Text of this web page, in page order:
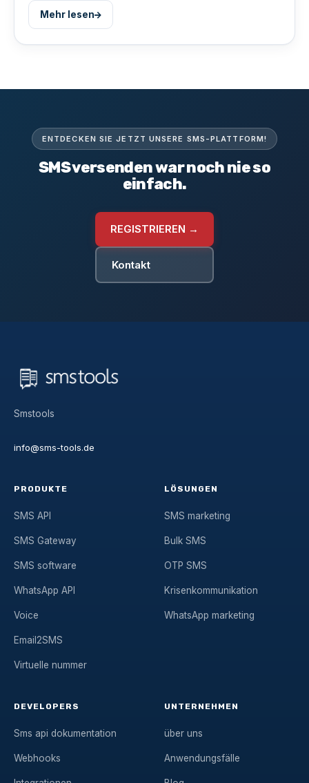
Mehr lesen
ENTDECKEN SIE JETZT UNSERE SMS-PLATTFORM!
SMS versenden war noch nie so
einfach.
REGISTRIEREN →
Kontakt
Smstools
info@sms-tools.de
PRODUKTE
SMS API
SMS Gateway
SMS software
WhatsApp API
Voice
Email2SMS
Virtuelle nummer
LÖSUNGEN
SMS marketing
Bulk SMS
OTP SMS
Krisenkommunikation
WhatsApp marketing
DEVELOPERS
Sms api dokumentation
Webhooks
UNTERNEHMEN
über uns
Anwendungsfälle